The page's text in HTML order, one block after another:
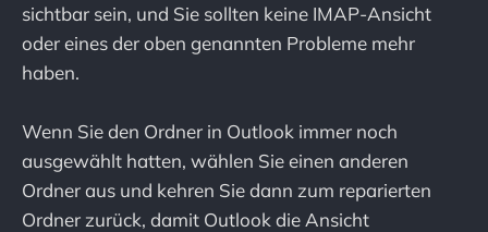
sichtbar sein, und Sie sollten keine IMAP-Ansicht
oder eines der oben genannten Probleme mehr
haben.
Wenn Sie den Ordner in Outlook immer noch
ausgewählt hatten, wählen Sie einen anderen
Ordner aus und kehren Sie dann zum reparierten
Ordner zurück, damit Outlook die Ansicht